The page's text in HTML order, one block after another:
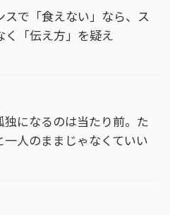
スで「食えない」なら、ス
く「伝え方」を疑え
独になるのは当たり前。た
一人のままじゃなくていい